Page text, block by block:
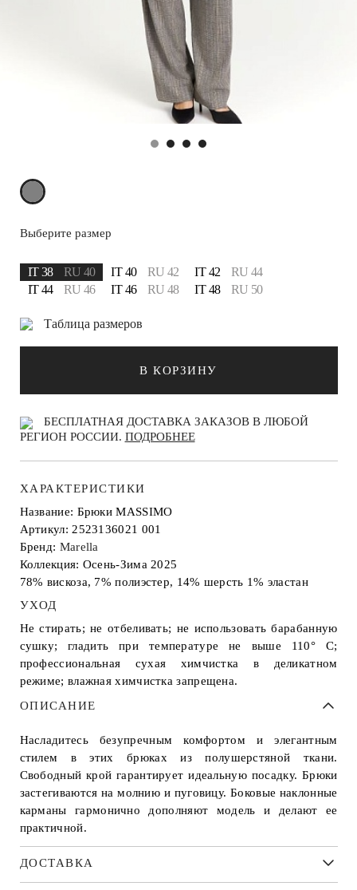
Выберите размер
IT 38 RU 40 IT 40 RU 42 IT 42
RU 44
IT 44
RU 46 IT 46 RU 48 IT 48 RU 50
Таблица размеров
В КОРЗИНУ
БЕСПЛАТНАЯ ДОСТАВКА ЗАКАЗОВ В ЛЮБОЙ
РЕГИОН РОССИИ. ПОДРОБНЕЕ
ХАРАКТЕРИСТИКИ
Название: Брюки MASSIMO
Артикул: 2523136021 001
Бренд: Marella
Коллекция: Осень-Зима 2025
78% вискоза, 7% полиэстер, 14% шерсть 1% эластан
УХОД
Не стирать; не отбеливать; не использовать барабанную
сушку; гладить при температуре не выше 110° С;
профессиональная сухая химчистка в деликатном
режиме; влажная химчистка запрещена.
ОПИСАНИЕ
Насладитесь безупречным комфортом и элегантным
стилем в этих брюках из полушерстяной ткани.
Свободный крой гарантирует идеальную посадку. Брюки
застегиваются на молнию и пуговицу. Боковые наклонные
карманы гармонично дополняют модель и делают ее
практичной.
ДОСТАВКА